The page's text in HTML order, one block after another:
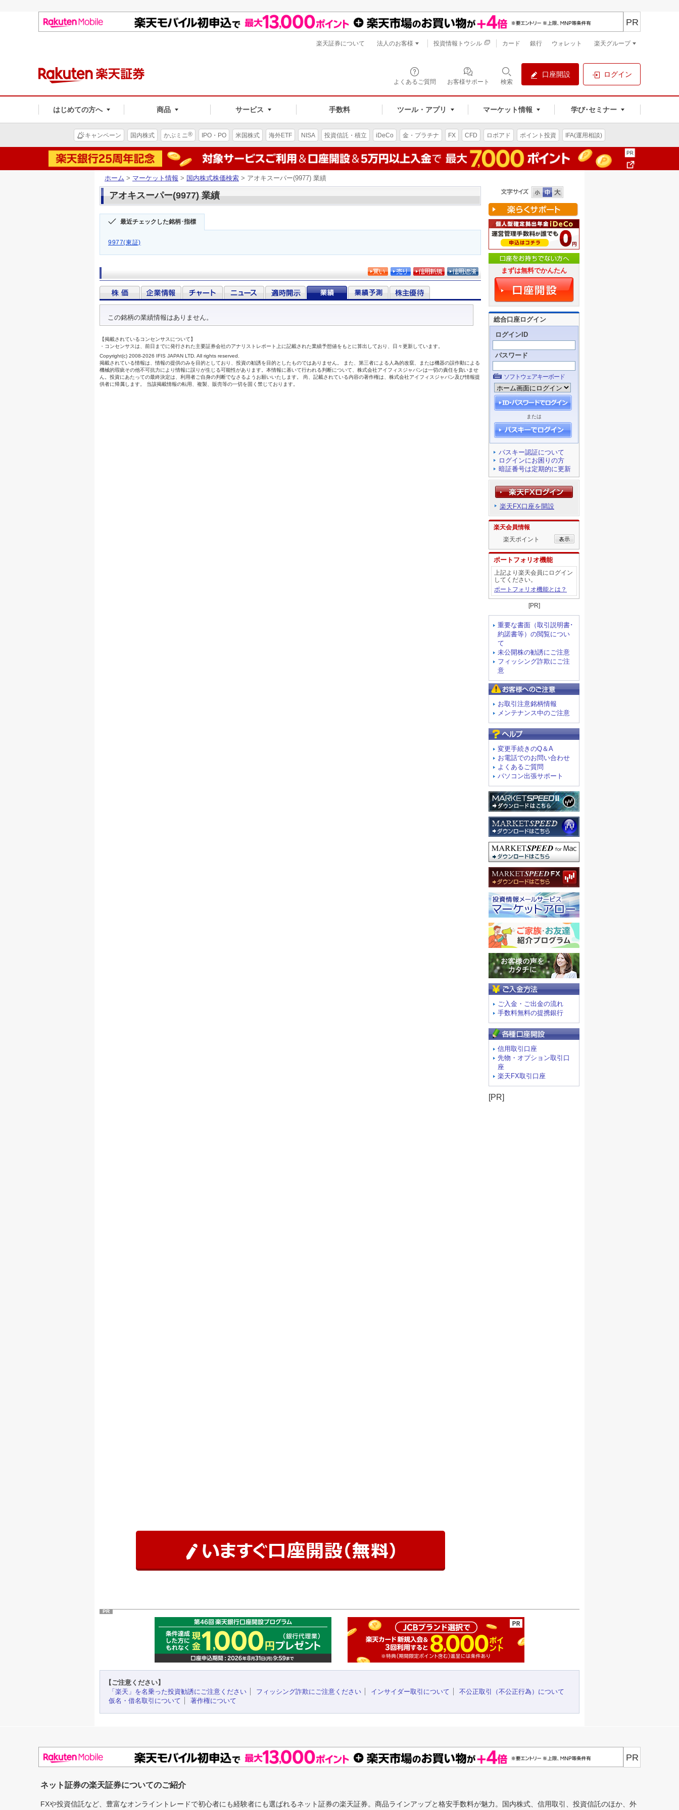
よくあるご質問 お客様サポート 検索
口座開設 ログイン
はじめての方へ 商品 サービス 手数料 ツール・アプリ マーケット情報 学び･セミナー
PR
楽天証券について 法人のお客様 投資情報トウシル カード 銀行 ウォレット 楽天グループ
キャンペーン 国内株式 かぶミニ® IPO・PO 米国株式 海外ETF NISA 投資信託・積立 iDeCo 金・プラチナ FX CFD ロボアド ポイント投資 IFA(運用相談)
ホーム > マーケット情報 > 国内株式株価検索 > アオキスーパー(9977) 業績
アオキスーパー(9977) 業績
最近チェックした銘柄･指標
9977(東証)
まずは無料でかんたん
総合口座ログイン
ログインID
パスワード
ソフトウェアキーボード
または
パスキー認証について
ログインにお困りの方
暗証番号は定期的に更新
楽天FX口座を開設
楽天会員情報
楽天ポイント
ポートフォリオ機能
上記より楽天会員にログイン
してください。
ポートフォリオ機能とは？
[PR]
重要な書面（取引説明書･
約諾書等）の閲覧につい
て
未公開株の勧誘にご注意
フィッシング詐欺にご注
意
お取引注意銘柄情報
メンテナンス中のご注意
変更手続きのQ＆A
お電話でのお問い合わせ
よくあるご質問
パソコン出張サポート
ご入金・ご出金の流れ
手数料無料の提携銀行
信用取引口座
先物・オプション取引口
座
楽天FX取引口座
[PR]
PR
【ご注意ください】
「楽天」を名乗った投資勧誘にご注意ください
フィッシング詐欺にご注意ください インサイダー取引について
不公正取引（不公正行為）について
仮名・借名取引について
著作権について
PR
ネット証券の楽天証券についてのご紹介
FXや投資信託など、豊富なオンライントレードで初心者にも経験者にも選ばれるネット証券の楽天証券。商品ラインアップと格安手数料が魅力。国内株式、信用取引、投資信託のほか、外